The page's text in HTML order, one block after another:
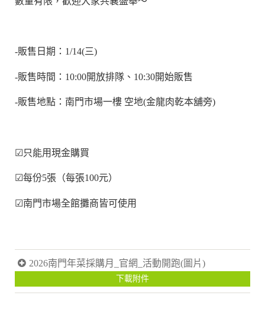
-販售日期：1/14(三)
-販售時間：10:00開放排隊、10:30開始販售
-販售地點：南門市場一樓 空地(金龍肉乾本舖旁)
☑只能用現金購買
☑每份5張（每張100元）
☑南門市場全館攤商皆可使用
2026南門年菜採購月_官網_活動開跑(圖片)
下載附件